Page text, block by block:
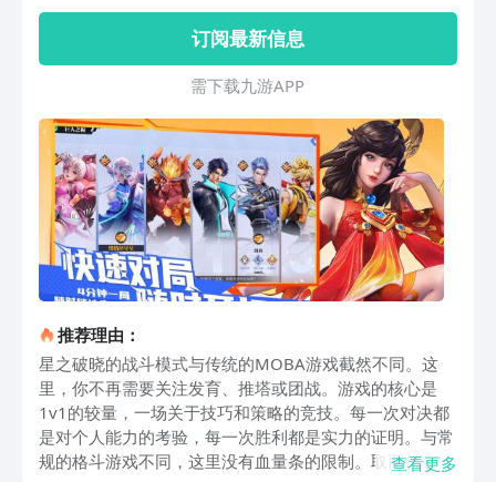
订阅最新信息
需 下 载 九 游 A P P
推荐理由：
星之破晓的战斗模式与传统的MOBA游戏截然不同。这
里，你不再需要关注发育、推塔或团战。游戏的核心是
1v1的较量，一场关于技巧和策略的竞技。每一次对决都
是对个人能力的考验，每一次胜利都是实力的证明。与常
规的格斗游戏不同，这里没有血量条的限制。取而代之的
查看更多